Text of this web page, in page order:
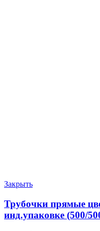
Закрыть
Трубочки прямые
инд.упаковке (500/